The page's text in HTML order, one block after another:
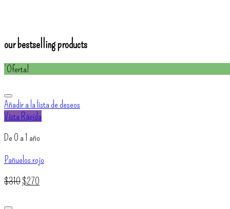
our bestselling products
¡Oferta!
Añadir a la lista de deseos
Vista Rápida
De 0 a 1 año
Pañuelos rojo
$310El
$270